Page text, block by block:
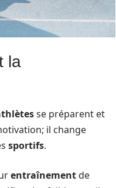
la
se préparent et
il change
sportifs.
entraînementde